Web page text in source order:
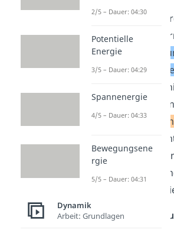
Wenn ein
abbremst,
seine
kinetische
Zusätzlich
auch die
und die
Es gilt: Die
kinetischer
Beispiel 3: Der
2/5 – Dauer: 04:30
Potentielle
Energie
3/5 – Dauer: 04:29
Spannenergie
4/5 – Dauer: 04:33
Bewegungsene
rgie
5/5 – Dauer: 04:31
Dynamik
Arbeit: Grundlagen